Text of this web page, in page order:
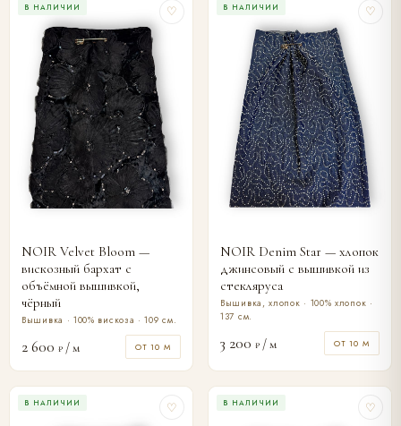
В НАЛИЧИИ ♡
NOIR Velvet Bloom —
вискозный бархат с
объёмной вышивкой,
чёрный
Вышивка · 100% вискоза · 109 см.
2 600 ₽ / м ОТ 10 М
В НАЛИЧИИ ♡
NOIR Denim Star — хлопок
джинсовый с вышивкой из
стекляруса
Вышивка, хлопок · 100% хлопок ·
137 см.
3 200 ₽ / м ОТ 10 М
В НАЛИЧИИ ♡ В НАЛИЧИИ ♡